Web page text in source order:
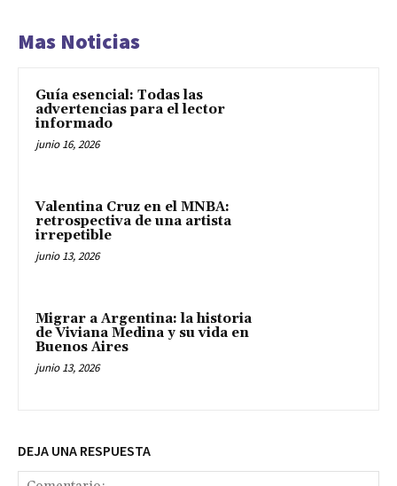
Mas Noticias
Guía esencial: Todas las
advertencias para el lector
informado
junio 16, 2026
Valentina Cruz en el MNBA:
retrospectiva de una artista
irrepetible
junio 13, 2026
Migrar a Argentina: la historia
de Viviana Medina y su vida en
Buenos Aires
junio 13, 2026
DEJA UNA RESPUESTA